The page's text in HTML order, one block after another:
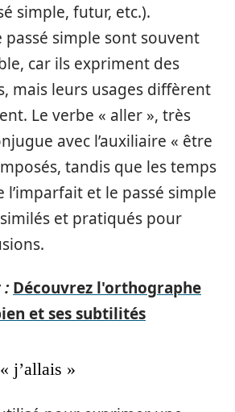
simple, futur, etc.).
passé simple sont souvent
car ils expriment des
mais leurs usages diffèrent
Le verbe « aller », très
avec l’auxiliaire « être
tandis que les temps
l’imparfait et le passé simple
et pratiqués pour
: Découvrez l'orthographe
et ses subtilités
j’allais »